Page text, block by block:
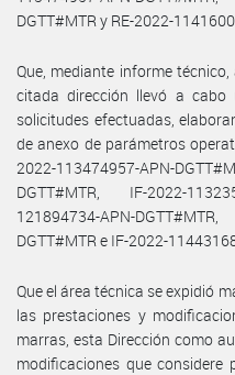
DGTT#MTR y RE-2022-
Que, mediante informe
citada dirección llevó a cabo
solicitudes efectuadas,
de anexo de parámetros
2022-113474957-APN-
DGTT#MTR, IF-2022-
121894734-APN-
DGTT#MTR e IF-2022-
Que el área técnica se expidió
las prestaciones y
marras, esta Dirección como
modificaciones que considere